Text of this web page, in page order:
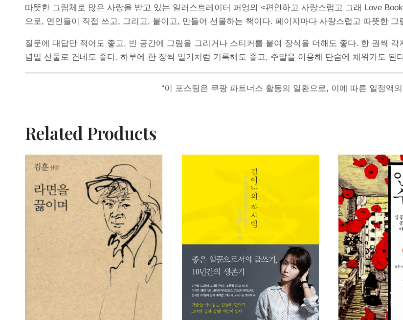
따뜻한 그림체로 많은 사랑을 받고 있는 일러스트레이터 퍼엉의 <편안하고 사랑스럽고 그래 Love
으로, 연인들이 직접 쓰고, 그리고, 붙이고, 만들어 선물하는 책이다. 페이지마다 사랑스럽고 따뜻한 그
질문에 대답만 적어도 좋고, 빈 공간에 그림을 그리거나 스티커를 붙여 장식을 더해도 좋다. 한 권씩
념일 선물로 건네도 좋다. 하루에 한 장씩 일기처럼 기록해도 좋고, 주말을 이용해 단숨에 채워가도
“이 포스팅은 쿠팡 파트너스 활동의 일환으로, 이에 따른 일정액
Related Products